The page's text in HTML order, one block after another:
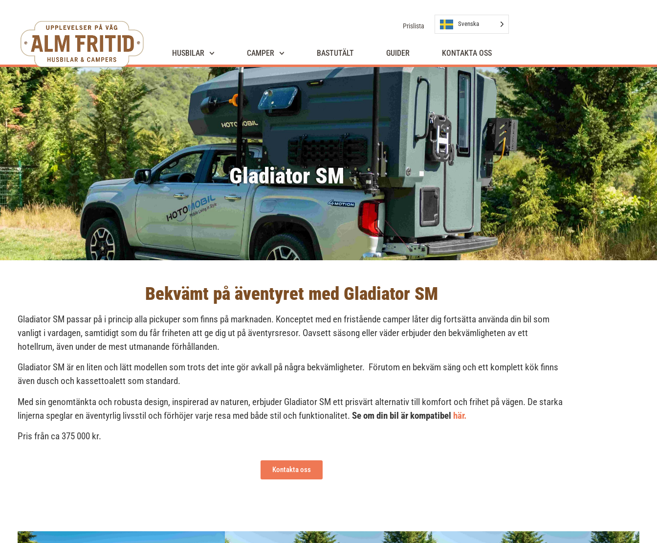
Prislista Svenska
HUSBILAR CAMPER BASTUTÄLT GUIDER KONTAKTA OSS
Gladiator SM
Bekvämt på äventyret med Gladiator SM
Gladiator SM passar på i princip alla pickuper som finns på marknaden. Konceptet med en fristående camper låter dig fortsätta använda din bil som
vanligt i vardagen, samtidigt som du får friheten att ge dig ut på äventyrsresor. Oavsett säsong eller väder erbjuder den bekvämligheten av ett
hotellrum, även under de mest utmanande förhållanden.
Gladiator SM är en liten och lätt modellen som trots det inte gör avkall på några bekvämligheter. Förutom en bekväm säng och ett komplett kök finns
även dusch och kassettoalett som standard.
Med sin genomtänkta och robusta design, inspirerad av naturen, erbjuder Gladiator SM ett prisvärt alternativ till komfort och frihet på vägen. De starka
linjerna speglar en äventyrlig livsstil och förhöjer varje resa med både stil och funktionalitet. Se om din bil är kompatibel här.
Pris från ca 375 000 kr.
Kontakta oss